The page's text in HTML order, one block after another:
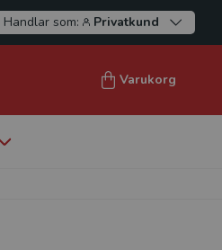
Handlar som: Privatkund
Varukorg